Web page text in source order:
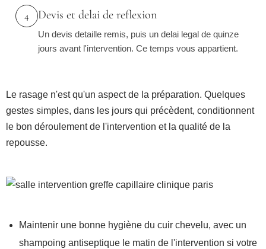
4 Devis et delai de reflexion
Un devis detaille remis, puis un delai legal de quinze
jours avant l'intervention. Ce temps vous appartient.
Le rasage n'est qu'un aspect de la préparation. Quelques
gestes simples, dans les jours qui précèdent, conditionnent
le bon déroulement de l'intervention et la qualité de la
repousse.
Maintenir une bonne hygiène du cuir chevelu, avec un
shampoing antiseptique le matin de l'intervention si votre